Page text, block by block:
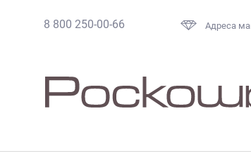
8 800 250-00-66 Адреса